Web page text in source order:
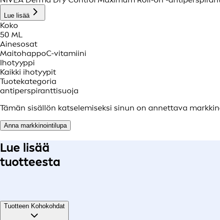
Lue lisää
Koko
50 ML
Ainesosat
MaitohappoC-vitamiini
Ihotyyppi
Kaikki ihotyypit
Tuotekategoria
antiperspiranttisuoja
Tämän sisällön katselemiseksi sinun on annettava
Anna markkinointilupa
Lue lisää
tuotteesta
Tuotteen Kohokohdat